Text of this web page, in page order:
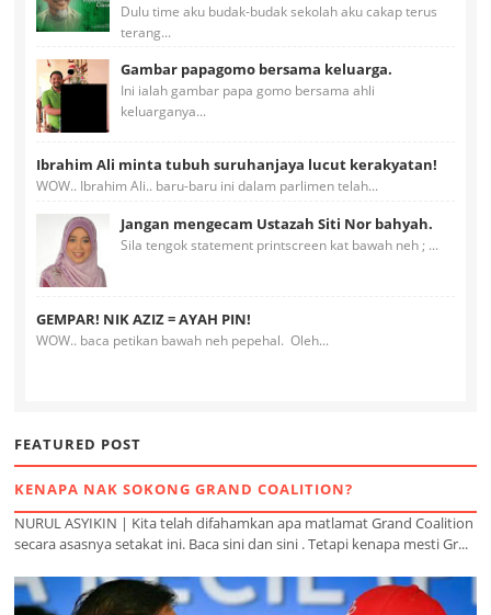
Dulu time aku budak-budak sekolah aku cakap terus
terang...
Gambar papagomo bersama keluarga.
Ini ialah gambar papa gomo bersama ahli
keluarganya...
Ibrahim Ali minta tubuh suruhanjaya lucut kerakyatan!
WOW.. Ibrahim Ali.. baru-baru ini dalam parlimen telah...
Jangan mengecam Ustazah Siti Nor bahyah.
Sila tengok statement printscreen kat bawah neh ; ...
GEMPAR! NIK AZIZ = AYAH PIN!
WOW.. baca petikan bawah neh pepehal. Oleh...
FEATURED POST
KENAPA NAK SOKONG GRAND COALITION?
NURUL ASYIKIN | Kita telah difahamkan apa matlamat Grand Coalition
secara asasnya setakat ini. Baca sini dan sini . Tetapi kenapa mesti Gr...